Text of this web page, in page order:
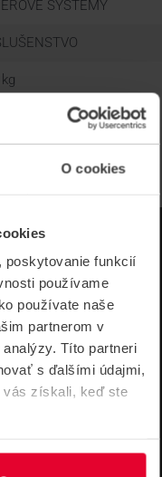
O cookies
poskytovanie funkcií
používame
používate naše
partnerom v
Títo partneri
s ďalšími údajmi,
vás získali, keď ste
SYSTÉMY